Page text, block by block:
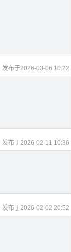
发布于2026-03-06 10:22
发布于2026-02-11 10:36
发布于2026-02-02 20:52